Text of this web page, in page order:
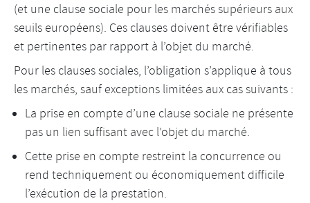
(et une clause sociale pour les marchés supérieurs aux
seuils européens). Ces clauses doivent être vérifiables
et pertinentes par rapport à l’objet du marché.
Pour les clauses sociales, l’obligation s’applique à tous
les marchés, sauf exceptions limitées aux cas suivants :
La prise en compte d’une clause sociale ne présente
pas un lien suffisant avec l’objet du marché.
Cette prise en compte restreint la concurrence ou
rend techniquement ou économiquement difficile
l’exécution de la prestation.